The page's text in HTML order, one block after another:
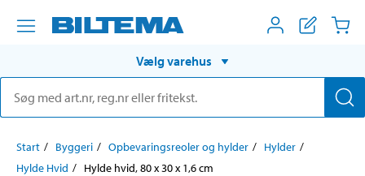
Vælg varehus
Start Byggeri Opbevaringsreoler og hylder
Hylder
Hylde Hvid
Hylde hvid, 80 x 30 x 1,6 cm